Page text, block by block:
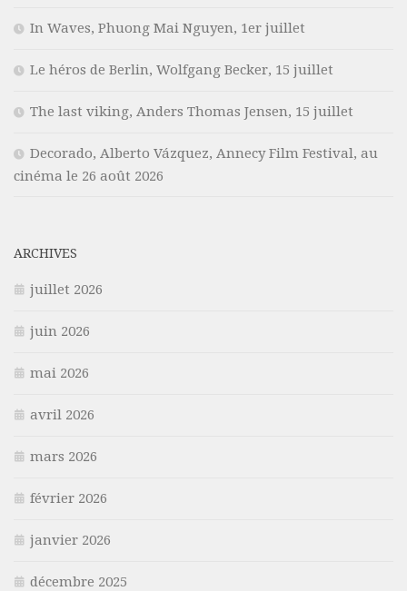
In Waves, Phuong Mai Nguyen, 1er juillet
Le héros de Berlin, Wolfgang Becker, 15 juillet
The last viking, Anders Thomas Jensen, 15 juillet
Decorado, Alberto Vázquez, Annecy Film Festival, au
cinéma le 26 août 2026
ARCHIVES
juillet 2026
juin 2026
mai 2026
avril 2026
mars 2026
février 2026
janvier 2026
décembre 2025